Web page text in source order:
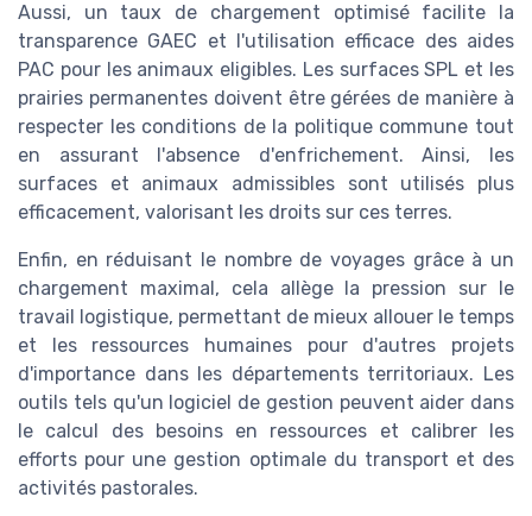
Aussi, un taux de chargement optimisé facilite la
transparence GAEC et l'utilisation efficace des aides
PAC pour les animaux eligibles. Les surfaces SPL et les
prairies permanentes doivent être gérées de manière à
respecter les conditions de la politique commune tout
en assurant l'absence d'enfrichement. Ainsi, les
surfaces et animaux admissibles sont utilisés plus
efficacement, valorisant les droits sur ces terres.
Enfin, en réduisant le nombre de voyages grâce à un
chargement maximal, cela allège la pression sur le
travail logistique, permettant de mieux allouer le temps
et les ressources humaines pour d'autres projets
d'importance dans les départements territoriaux. Les
outils tels qu'un logiciel de gestion peuvent aider dans
le calcul des besoins en ressources et calibrer les
efforts pour une gestion optimale du transport et des
activités pastorales.